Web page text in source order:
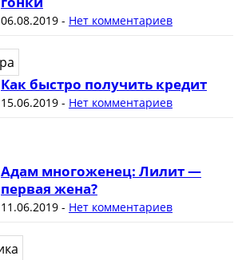
06.08.2019- Нет комментариев
Как быстро получить кредит
15.06.2019- Нет комментариев
Адам многоженец: Лилит —
первая жена?
11.06.2019- Нет комментариев